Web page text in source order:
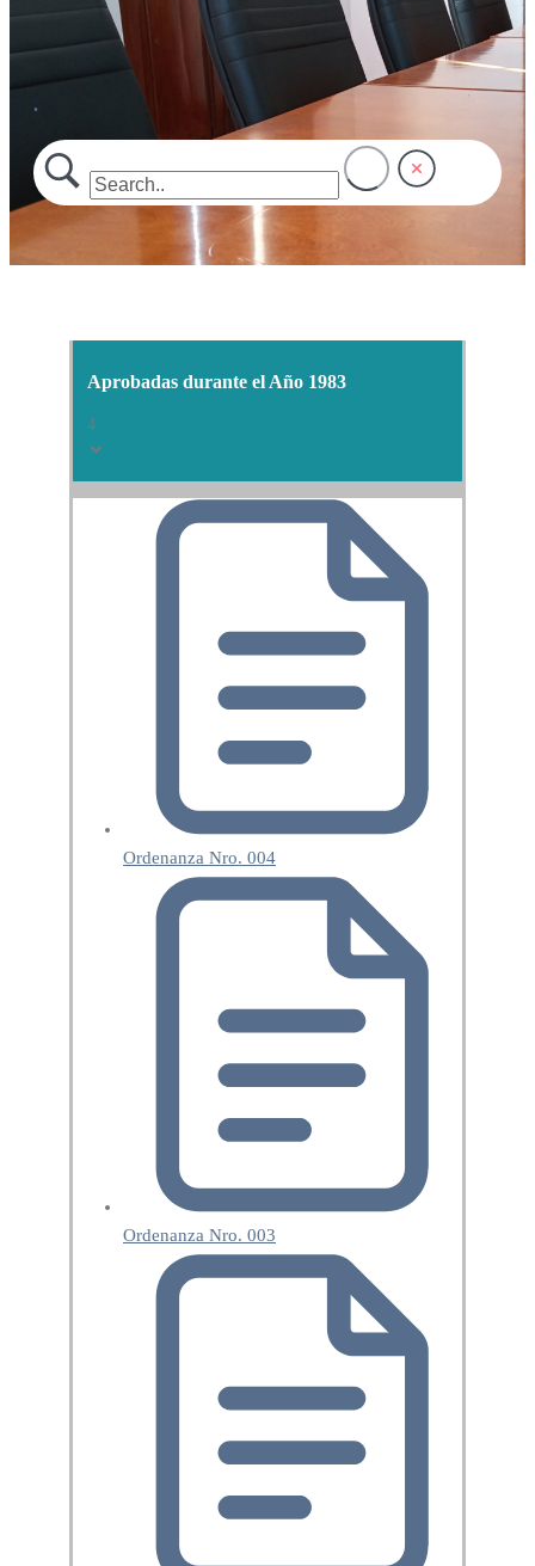
.
Aprobadas durante el Año 1983
4
Ordenanza Nro. 004
Ordenanza Nro. 003